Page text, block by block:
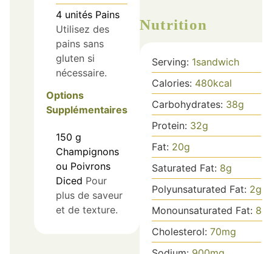
4 unités Pains
Utilisez des
pains sans
gluten si
nécessaire.
Options
Supplémentaires
150 g
Champignons
ou Poivrons
Diced Pour
plus de saveur
et de texture.
Nutrition
Serving: 1sandwich
Calories: 480kcal
Carbohydrates: 38g
Protein: 32g
Fat: 20g
Saturated Fat: 8g
Polyunsaturated Fat: 2g
Monounsaturated Fat: 8g
Cholesterol: 70mg